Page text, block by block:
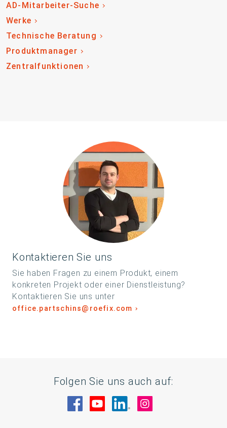
AD-Mitarbeiter-Suche
Werke
Technische Beratung
Produktmanager
Zentralfunktionen
Kontaktieren Sie uns
Sie haben Fragen zu einem Produkt, einem
konkreten Projekt oder einer Dienstleistung?
Kontaktieren Sie uns unter
office.partschins@roefix.com
Folgen Sie uns auch auf:
Besuche uns auf Facebook
Besuche uns auf YouTube
Besuche uns auf